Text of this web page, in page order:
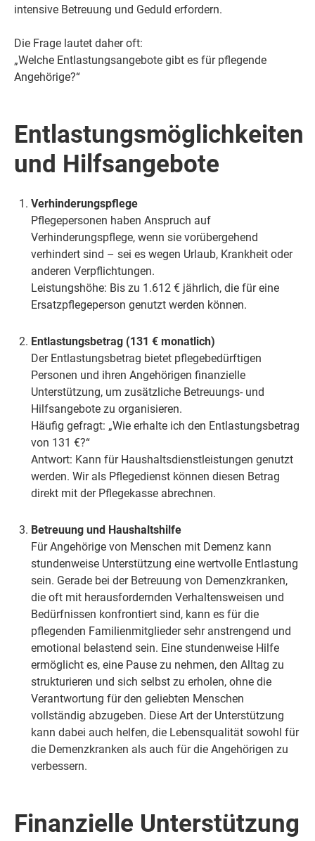
intensive Betreuung und Geduld erfordern.
Die Frage lautet daher oft:
„Welche Entlastungsangebote gibt es für pflegende
Angehörige?“
Entlastungsmöglichkeiten
und Hilfsangebote
Verhinderungspflege
Pflegepersonen haben Anspruch auf
Verhinderungspflege, wenn sie vorübergehend
verhindert sind – sei es wegen Urlaub, Krankheit oder
anderen Verpflichtungen.
Leistungshöhe: Bis zu 1.612 € jährlich, die für eine
Ersatzpflegeperson genutzt werden können.
Entlastungsbetrag (131 € monatlich)
Der Entlastungsbetrag bietet pflegebedürftigen
Personen und ihren Angehörigen finanzielle
Unterstützung, um zusätzliche Betreuungs- und
Hilfsangebote zu organisieren.
Häufig gefragt: „Wie erhalte ich den Entlastungsbetrag
von 131 €?“
Antwort: Kann für Haushaltsdienstleistungen genutzt
werden. Wir als Pflegedienst können diesen Betrag
direkt mit der Pflegekasse abrechnen.
Betreuung und Haushaltshilfe
Für Angehörige von Menschen mit Demenz kann
stundenweise Unterstützung eine wertvolle Entlastung
sein. Gerade bei der Betreuung von Demenzkranken,
die oft mit herausfordernden Verhaltensweisen und
Bedürfnissen konfrontiert sind, kann es für die
pflegenden Familienmitglieder sehr anstrengend und
emotional belastend sein. Eine stundenweise Hilfe
ermöglicht es, eine Pause zu nehmen, den Alltag zu
strukturieren und sich selbst zu erholen, ohne die
Verantwortung für den geliebten Menschen
vollständig abzugeben. Diese Art der Unterstützung
kann dabei auch helfen, die Lebensqualität sowohl für
die Demenzkranken als auch für die Angehörigen zu
verbessern.
Finanzielle Unterstützung